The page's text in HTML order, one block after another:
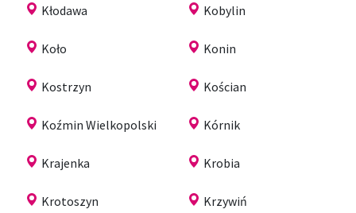
Kłodawa Kobylin
Koło Konin
Kostrzyn Kościan
Koźmin Wielkopolski Kórnik
Krajenka Krobia
Krotoszyn Krzywiń